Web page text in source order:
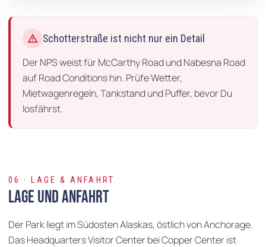
warning Schotterstraße ist nicht nur ein Detail
Der NPS weist für McCarthy Road und Nabesna Road
auf Road Conditions hin. Prüfe Wetter,
Mietwagenregeln, Tankstand und Puffer, bevor Du
losfährst.
06 · LAGE & ANFAHRT
Lage und Anfahrt
Der Park liegt im Südosten Alaskas, östlich von Anchorage.
Das Headquarters Visitor Center bei Copper Center ist